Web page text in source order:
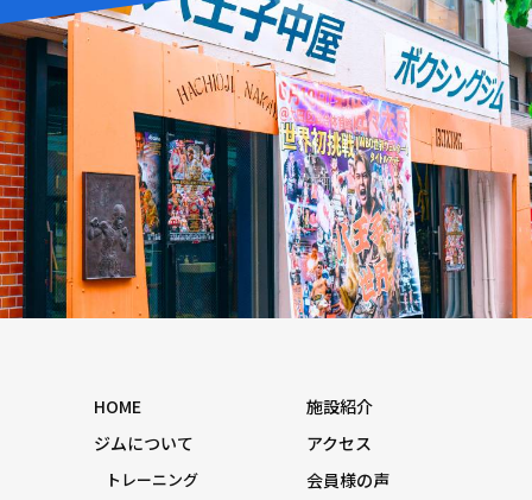
HOME
ジムについて
トレーニング
施設紹介
アクセス
会員様の声